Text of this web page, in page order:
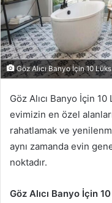
Göz Alıcı Banyo İçin 10
Göz Alıcı Banyo İçin
evimizin en özel
rahatlamak ve
aynı zamanda evin
noktadır.
Göz Alıcı Banyo İçin